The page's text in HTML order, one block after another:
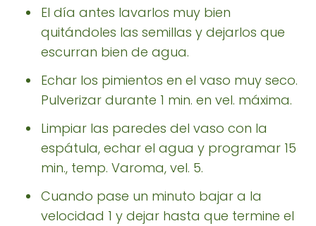
El día antes lavarlos muy bien
quitándoles las semillas y dejarlos que
escurran bien de agua.
Echar los pimientos en el vaso muy seco.
Pulverizar durante 1 min. en vel. máxima.
Limpiar las paredes del vaso con la
espátula, echar el agua y programar 15
min., temp. Varoma, vel. 5.
Cuando pase un minuto bajar a la
velocidad 1 y dejar hasta que termine el